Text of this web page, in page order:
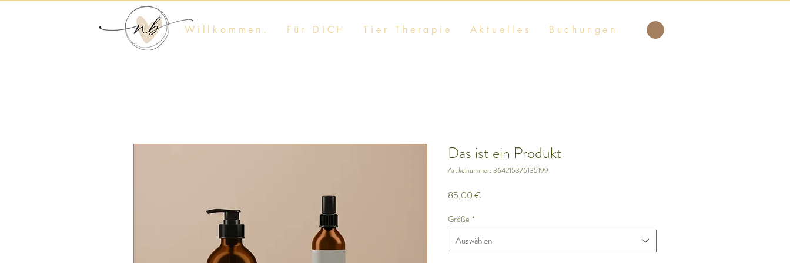
Willkommen. Für DICH Tier Therapie Aktuelles Buchungen
Das ist ein Produkt
Artikelnummer: 364215376135199
85,00 €
Größe *
Auswählen